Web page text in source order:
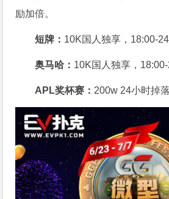
励加倍。
短牌： 10K国人独享，18:00-
奥马哈 ： 10K国人独享，18:00-
APL奖杯赛： 200w 24小时掉落